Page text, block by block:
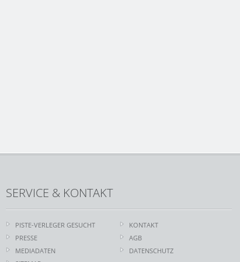
SERVICE & KONTAKT
PISTE-VERLEGER GESUCHT
PRESSE
MEDIADATEN
KONTAKT
AGB
DATENSCHUTZ